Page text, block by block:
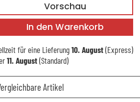
Vorschau
In den Warenkorb
für eine Lieferung10. August(Express)
11. August(Standard)
Artikel